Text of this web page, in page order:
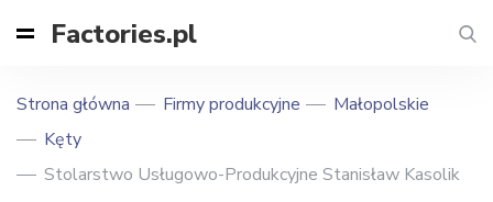
Factories.pl
Strona główna Firmy produkcyjne
Małopolskie
Kęty
Stolarstwo Usługowo-Produkcyjne Stanisław Kasolik